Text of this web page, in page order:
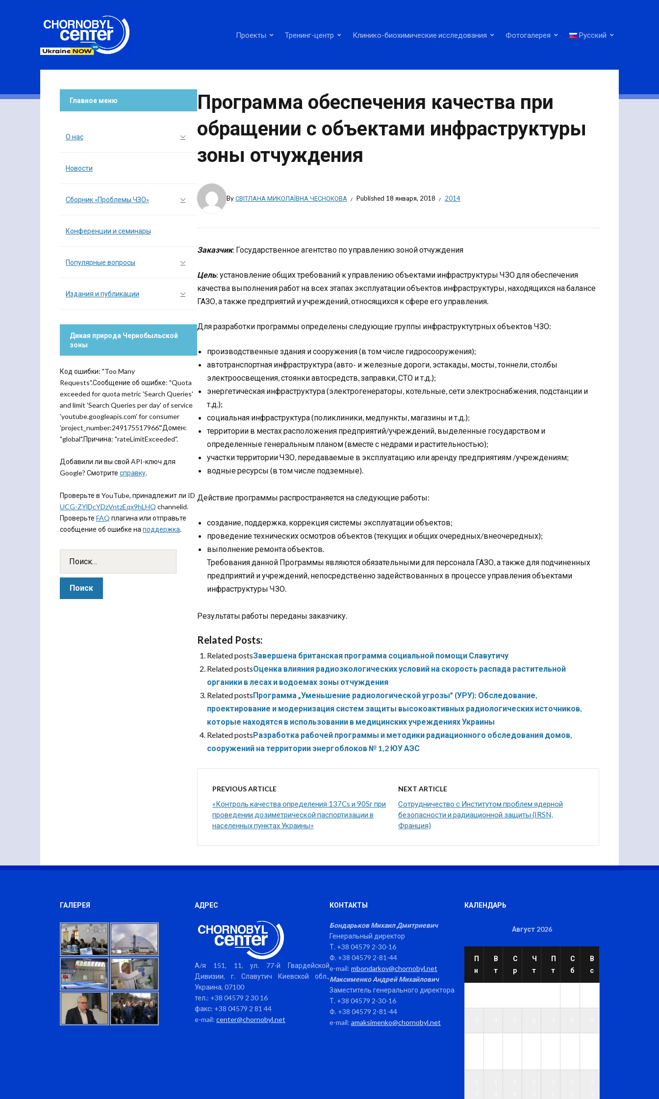
Проекты Тренинг-центр Клинико-биохимические исследования Фотогалерея Русский
Программа обеспечения качества при
обращении с объектами инфраструктуры
зоны отчуждения
ByСВІТЛАНА МИКОЛАЇВНА ЧЕСНОКОВА Published 18 января, 2018 2014
Заказчик: Государственное агентство по управлению зоной отчуждения
Цель: установление общих требований к управлению объектами инфраструктуры ЧЗО для обеспечения
качества выполнения работ на всех этапах эксплуатации объектов инфраструктуры, находящихся на балансе
ГАЗО, а также предприятий и учреждений, относящихся к сфере его управления.
Для разработки программы определены следующие группы инфраструктутрных объектов ЧЗО:
производственные здания и сооружения (в том числе гидросооружения);
автотранспортная инфраструктура (авто- и железные дороги, эстакады, мосты, тоннели, столбы
электроосвещения, стоянки автосредств, заправки, СТО и т.д.);
энергетическая инфраструктура (электрогенераторы, котельные, сети электроснабжения, подстанции и
т.д.);
социальная инфраструктура (поликлиники, медпункты, магазины и т.д.);
территории в местах расположения предприятий/учреждений, выделенные государством и
определенные генеральным планом (вместе с недрами и растительностью);
участки территории ЧЗО, передаваемые в эксплуатацию или аренду предприятиям /учреждениям;
водные ресурсы (в том числе подземные).
Действие программы распространяется на следующие работы:
создание, поддержка, коррекция системы эксплуатации объектов;
проведение технических осмотров объектов (текущих и общих очередных/внеочередных);
выполнение ремонта объектов.
Требования данной Программы являются обязательными для персонала ГАЗО, а также для подчиненных
предприятий и учреждений, непосредственно задействованных в процессе управления объектами
инфраструктуры ЧЗО.
Результаты работы переданы заказчику.
Related Posts:
Related postsЗавершена британская программа социальной помощи Славутичу
Related postsОценка влияния радиоэкологических условий на скорость распада растительной
органики в лесах и водоемах зоны отчуждения
Related postsПрограмма „Уменьшение радиологической угрозы” (УРУ): Обследование,
проектирование и модернизация систем защиты высокоактивных радиологических источников,
которые находятся в использовании в медицинских учреждениях Украины
Related postsРазработка рабочей программы и методики радиационного обследования домов,
сооружений на территории энергоблоков № 1,2 ЮУ АЭС
PREVIOUS ARTICLE
«Контроль качества определения 137Cs и 90Sr при
проведении дозиметрической паспортизации в
населенных пунктах Украины»
NEXT ARTICLE
Сотрудничество с Институтом проблем ядерной
безопасности и радиационной защиты (IRSN,
Франция)
Главное меню
О нас
Новости
Сборник «Проблемы ЧЗО»
Конференции и семинары
Популярные вопросы
Издания и публикации
Дикая природа Чернобыльской
зоны
Код ошибки: "Too Many
Requests".Сообщение об ошибке: "Quota
exceeded for quota metric 'Search Queries'
and limit 'Search Queries per day' of service
'youtube.googleapis.com' for consumer
'project_number:249175517966'."Домен:
"global".Причина: "rateLimitExceeded".
Добавили ли вы свой API-ключ для
Google? Смотрите справку.
Проверьте в YouTube, принадлежит ли ID
UCG-ZYlDcYDzVntzEqx9hLHQ channelid.
Проверьте FAQ плагина или отправьте
сообщение об ошибке на поддержка.
ГАЛЕРЕЯ АДРЕС
А/я 151, 11, ул. 77-й Гвардейской
Дивизии, г. Славутич Киевской обл.,
Украина, 07100
тел.: +38 04579 2 30 16
факс: +38 04579 2 81 44
e-mail: center@chornobyl.net
КОНТАКТЫ
Бондарьков Михаил Дмитриевич
Генеральный директор
Т. +38 04579 2-30-16
Ф. +38 04579 2-81-44
e-mail: mbondarkov@chornobyl.net
Максименко Андрей Михайлович
Заместитель генерального директора
Т. +38 04579 2-30-16
Ф. +38 04579 2-81-44
e-mail: amaksimenko@chornobyl.net
КАЛЕНДАРЬ
Август 2026
П
н
В
т
С
р
Ч
т
П
т
С
б
В
с